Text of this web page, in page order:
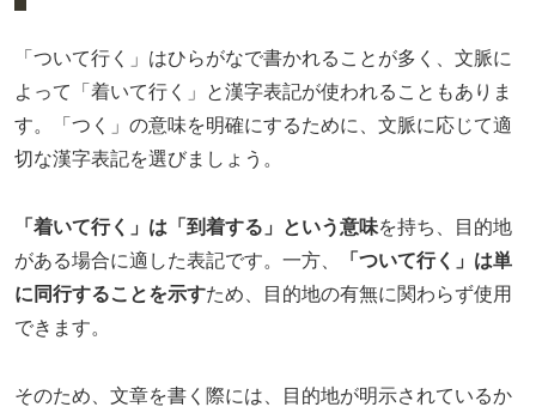
「ついて行く」はひらがなで書かれることが多く、文脈に
よって「着いて行く」と漢字表記が使われることもありま
す。「つく」の意味を明確にするために、文脈に応じて適
切な漢字表記を選びましょう。
「着いて行く」は「到着する」という意味を持ち、目的地
がある場合に適した表記です。一方、
「ついて行く」は単
に同行することを示すため、目的地の有無に関わらず使用
できます。
そのため、文章を書く際には、目的地が明示されているか